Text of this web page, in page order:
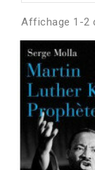
Affichage 1-2